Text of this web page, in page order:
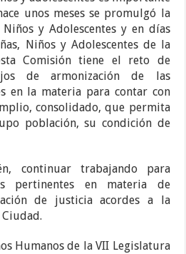
unos meses se promulgó la
Niños y Adolescentes y en días
Niños y Adolescentes de la
Comisión tiene el reto de
de armonización de las
en la materia para contar con
consolidado, que permita
población, su condición de
continuar trabajando para
pertinentes en materia de
de justicia acordes a la
Humanos de la VII Legislatura